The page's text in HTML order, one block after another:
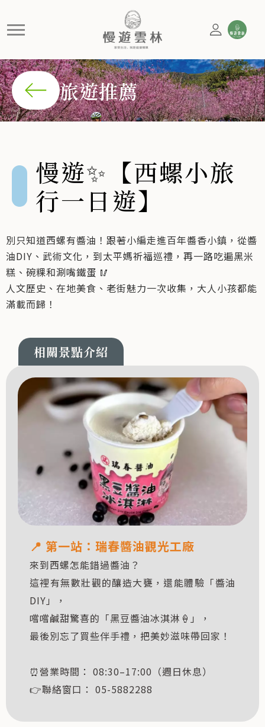
慢遊✨【西螺小旅行一日遊】
別只知道西螺有醬油！跟著小編走進百年醬香小鎮，從醬
旅遊推薦
慢遊✨【西螺小旅
行一日遊】
別只知道西螺有醬油！跟著小編走進百年醬香小鎮，從醬
油DIY、武術文化，到太平媽祈福巡禮，再一路吃遍黑米
糕、碗粿和涮嘴鐵蛋 🥢
人文歷史、在地美食、老街魅力一次收集，大人小孩都能
滿載而歸！
📍 第一站： 瑞春醬油觀光工廠
來到西螺怎能錯過醬油？
這裡有無數壯觀的釀造大甕，還能體驗「醬油
DIY」，
嚐嚐鹹甜驚喜的「黑豆醬油冰淇淋🍦」，
最後別忘了買些伴手禮，把美妙滋味帶回家！
⏰營業時間： 08:30–17:00（週日休息）
👉聯絡窗口： 05-5882288